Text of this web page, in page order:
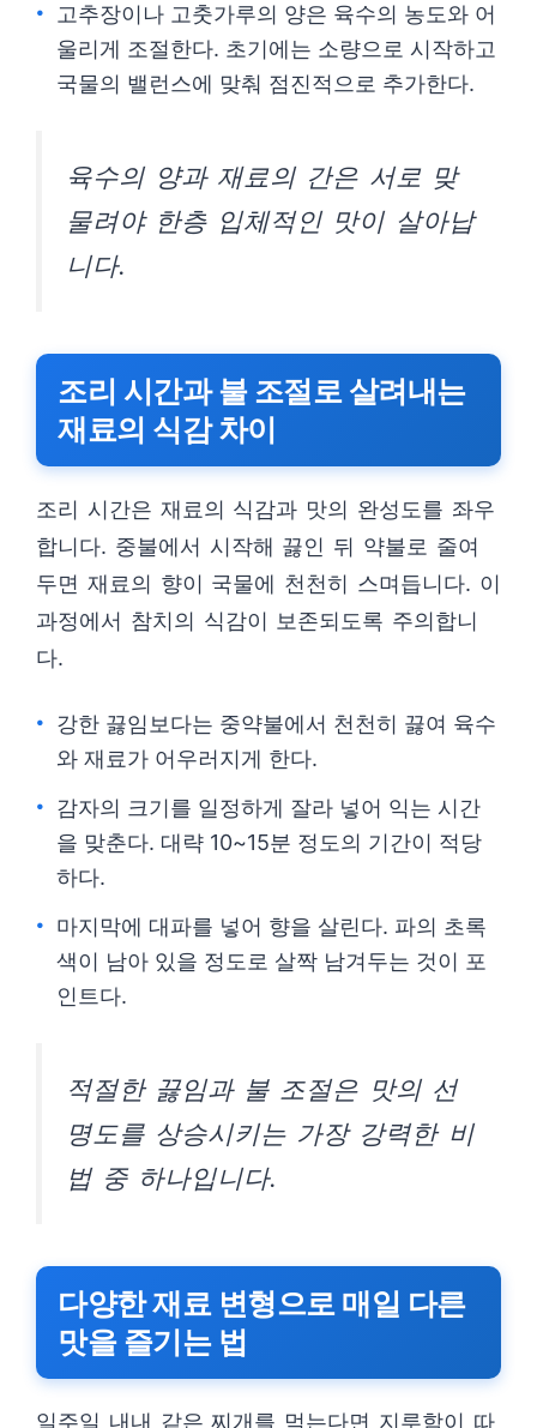
고추장이나 고춧가루의 양은 육수의 농도와 어
울리게 조절한다. 초기에는 소량으로 시작하고
국물의 밸런스에 맞춰 점진적으로 추가한다.
육수의 양과 재료의 간은 서로 맞
물려야 한층 입체적인 맛이 살아납
니다.
조리 시간과 불 조절로 살려내는
재료의 식감 차이
조리 시간은 재료의 식감과 맛의 완성도를 좌우
합니다. 중불에서 시작해 끓인 뒤 약불로 줄여
두면 재료의 향이 국물에 천천히 스며듭니다. 이
과정에서 참치의 식감이 보존되도록 주의합니
다.
강한 끓임보다는 중약불에서 천천히 끓여 육수
와 재료가 어우러지게 한다.
감자의 크기를 일정하게 잘라 넣어 익는 시간
을 맞춘다. 대략 10~15분 정도의 기간이 적당
하다.
마지막에 대파를 넣어 향을 살린다. 파의 초록
색이 남아 있을 정도로 살짝 남겨두는 것이 포
인트다.
적절한 끓임과 불 조절은 맛의 선
명도를 상승시키는 가장 강력한 비
법 중 하나입니다.
다양한 재료 변형으로 매일 다른
맛을 즐기는 법
일주일 내내 같은 찌개를 먹는다면 지루함이 따